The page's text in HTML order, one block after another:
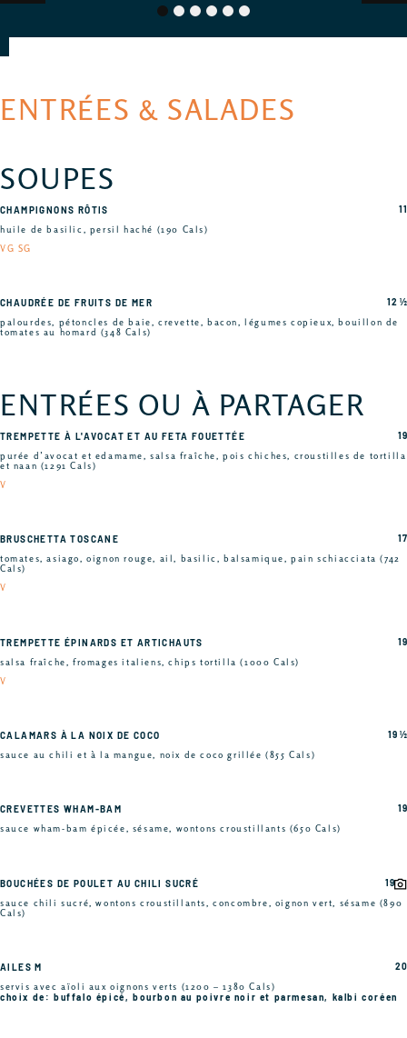
4 5 6
ENTRÉES & SALADES
SOUPES
CHAMPIGNONS RÔTIS
huile de basilic, persil haché (190 Cals)
VG SG
11
CHAUDRÉE DE FRUITS DE MER
palourdes, pétoncles de baie, crevette, bacon, légumes copieux, bouillon de
tomates au homard (348 Cals)
12 ½
ENTRÉES OU À PARTAGER
TREMPETTE À L'AVOCAT ET AU FETA FOUETTÉE
purée d’avocat et edamame, salsa fraîche, pois chiches, croustilles de tortilla
et naan (1291 Cals)
V
19
BRUSCHETTA TOSCANE
tomates, asiago, oignon rouge, ail, basilic, balsamique, pain schiacciata (742
Cals)
V
17
TREMPETTE ÉPINARDS ET ARTICHAUTS
salsa fraîche, fromages italiens, chips tortilla (1000 Cals)
V
19
CALAMARS À LA NOIX DE COCO
sauce au chili et à la mangue, noix de coco grillée (855 Cals)
19 ½
CREVETTES WHAM-BAM
sauce wham-bam épicée, sésame, wontons croustillants (650 Cals)
19
BOUCHÉES DE POULET AU CHILI SUCRÉ
sauce chili sucré, wontons croustillants, concombre, oignon vert, sésame (890
Cals)
19
AILES M
servis avec aïoli aux oignons verts (1200 – 1380 Cals)
choix de: buffalo épicé, bourbon au poivre noir et parmesan, kalbi coréen
20